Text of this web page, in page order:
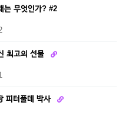
는 무엇인가? #2
최고의 선물
피터풀데 박사